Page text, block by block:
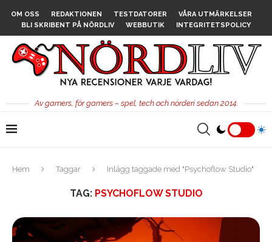
OM OSS REDAKTIONEN TESTDATORER
VÅRA UTMÄRKELSER
BLI SKRIBENT PÅ NÖRDLIV
WEBBUTIK INTEGRITETSPOLICY
Av gamers, för gamers – spel, tech och nörderi sedan 2014.
Hem Taggar Inlägg taggade med "Psychoflow Studio"
TAG: PSYCHOFLOW STUDIO